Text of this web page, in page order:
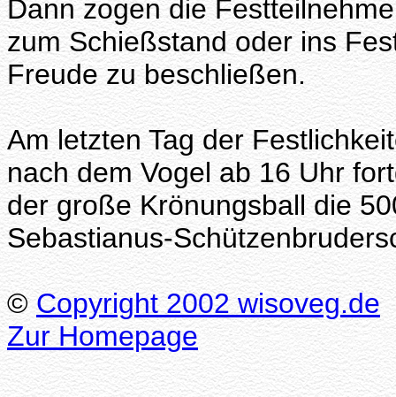
Dann zogen die
zum Schießstand oder ins
Freude zu beschließen.
Am letzten Tag der
nach dem Vogel ab 16 Uhr
der große Krönungsball die
Sebastianus-
© Copyright 2002 wisoveg.de
Zur Homepage